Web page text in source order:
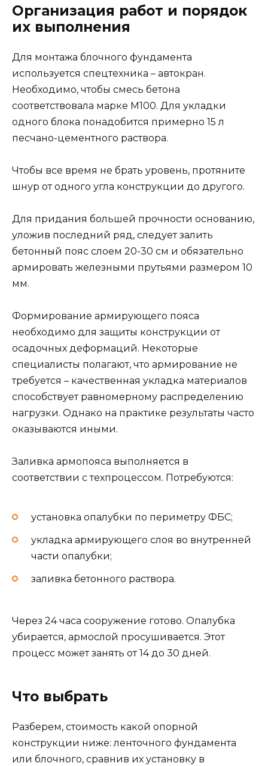
Организация работ и порядок
их выполнения
Для монтажа блочного фундамента
используется спецтехника – автокран.
Необходимо, чтобы смесь бетона
соответствовала марке М100. Для укладки
одного блока понадобится примерно 15 л
песчано-цементного раствора.
Чтобы все время не брать уровень, протяните
шнур от одного угла конструкции до другого.
Для придания большей прочности основанию,
уложив последний ряд, следует залить
бетонный пояс слоем 20-30 см и обязательно
армировать железными прутьями размером 10
мм.
Формирование армирующего пояса
необходимо для защиты конструкции от
осадочных деформаций. Некоторые
специалисты полагают, что армирование не
требуется – качественная укладка материалов
способствует равномерному распределению
нагрузки. Однако на практике результаты часто
оказываются иными.
Заливка армопояса выполняется в
соответствии с техпроцессом. Потребуются:
установка опалубки по периметру ФБС;
укладка армирующего слоя во внутренней
части опалубки;
заливка бетонного раствора.
Через 24 часа сооружение готово. Опалубка
убирается, армослой просушивается. Этот
процесс может занять от 14 до 30 дней.
Что выбрать
Разберем, стоимость какой опорной
конструкции ниже: ленточного фундамента
или блочного, сравнив их установку в